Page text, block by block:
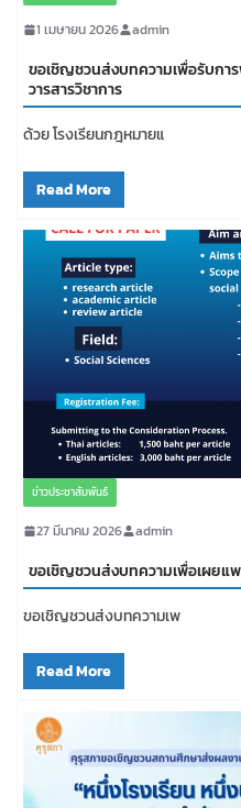
1 เมษายน 2026 admin
ขอเชิญชวนส่งบทความเพื่อรับกา
วารสารวิชาการ
ด้วย โรงเรียนกฎหมายแ
Read More
ข่าวประชาสัมพันธ์
27 มีนาคม 2026 admin
ขอเชิญชวนส่งบทความเพื่อเผยแพ
ขอเชิญชวนส่งบทความเพ
Read More